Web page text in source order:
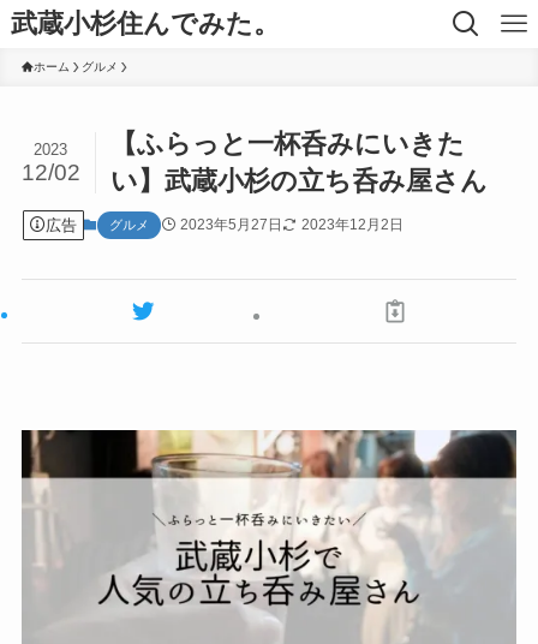
武蔵小杉住んでみた。
ホーム グルメ
【ふらっと一杯呑みにいきた
い】武蔵小杉の立ち呑み屋さん
2023
12/02
広告 グルメ 2023年5月27日 2023年12月2日